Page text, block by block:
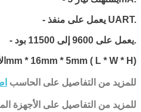
- يعمل على منفذ UART.
- يعمل على 9600 إلى 11500 بود.
- الأبعاد 14mm * 16mm * 5mm ( L * W * H)
للمزيد من التفاصيل على الحاسب
للمزيد من التفاصيل على الأجهزة